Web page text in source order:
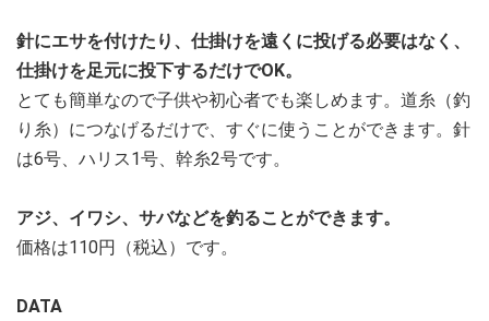
針にエサを付けたり、仕掛けを遠くに投げる必要はなく、
仕掛けを足元に投下するだけでOK。
とても簡単なので子供や初心者でも楽しめます。道糸（釣
り糸）につなげるだけで、すぐに使うことができます。針
は6号、ハリス1号、幹糸2号です。
アジ、イワシ、サバなどを釣ることができます。
価格は110円（税込）です。
DATA